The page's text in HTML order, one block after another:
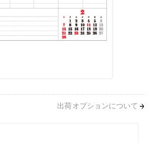
出荷オプションについて